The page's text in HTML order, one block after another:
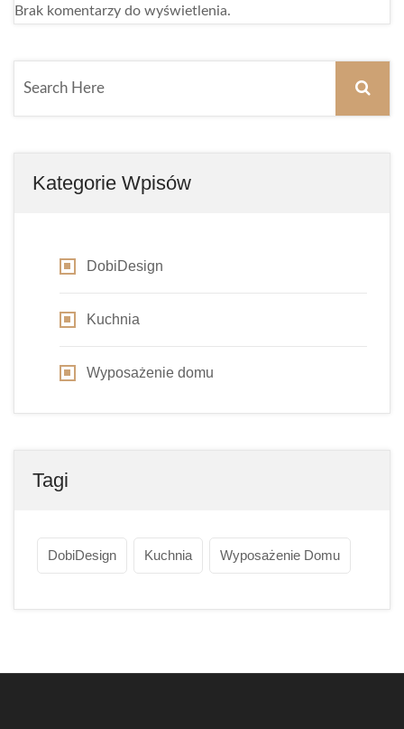
Brak komentarzy do wyświetlenia.
Kategorie Wpisów
DobiDesign
Kuchnia
Wyposażenie domu
Tagi
DobiDesign Kuchnia Wyposażenie Domu